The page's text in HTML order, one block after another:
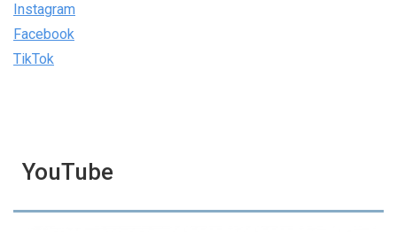
Instagram
Facebook
TikTok
YouTube